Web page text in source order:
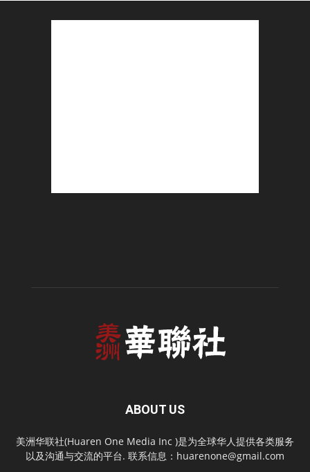
ABOUT US
美洲华联社(Huaren One Media Inc )是为全球华人提供各类服务
以及沟通与交流的平台. 联系信息： huarenone@gmail.com